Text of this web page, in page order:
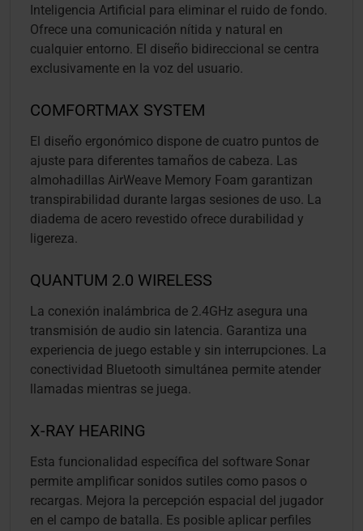
Inteligencia Artificial para eliminar el ruido de fondo.
Ofrece una comunicación nítida y natural en
cualquier entorno. El diseño bidireccional se centra
exclusivamente en la voz del usuario.
COMFORTMAX SYSTEM
El diseño ergonómico dispone de cuatro puntos de
ajuste para diferentes tamaños de cabeza. Las
almohadillas AirWeave Memory Foam garantizan
transpirabilidad durante largas sesiones de uso. La
diadema de acero revestido ofrece durabilidad y
ligereza.
QUANTUM 2.0 WIRELESS
La conexión inalámbrica de 2.4GHz asegura una
transmisión de audio sin latencia. Garantiza una
experiencia de juego estable y sin interrupciones. La
conectividad Bluetooth simultánea permite atender
llamadas mientras se juega.
X-RAY HEARING
Esta funcionalidad específica del software Sonar
permite amplificar sonidos sutiles como pasos o
recargas. Mejora la percepción espacial del jugador
en el campo de batalla. Es posible aplicar perfiles